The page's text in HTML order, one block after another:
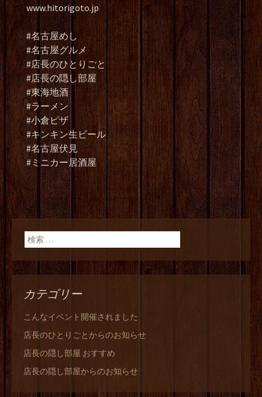
www.hitorigoto.jp
#名古屋めし
#名古屋グルメ
#店長のひとりごと
#店長の隠し部屋
#東海地酒
#ラーメン
#小倉ピザ
#キンキン生ビール
#名古屋伏見
#ミニカー居酒屋
検索:
カテゴリー
こんなイベント開催されました
店長のひとりごとからのお知らせ
店長の隠し部屋 おすすめ
店長の隠し部屋からのお知らせ